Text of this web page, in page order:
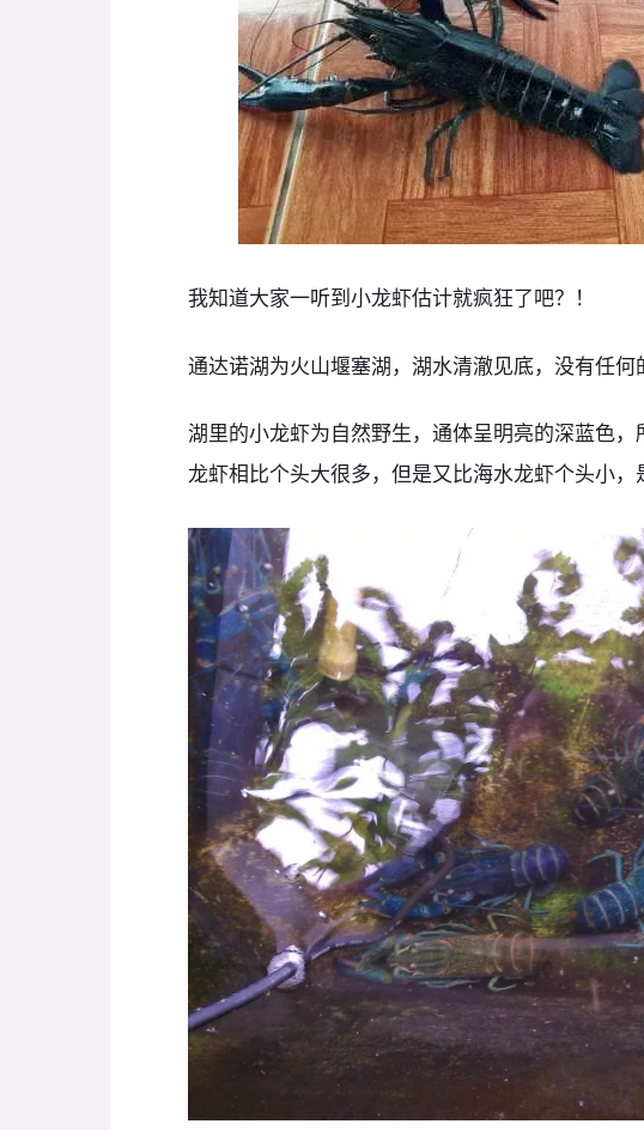
我知道大家一听到小龙虾估计就疯狂了吧？！
通达诺湖为火山堰塞湖，湖水清澈见底，没有任何
湖里的小龙虾为自然野生，通体呈明亮的深蓝色
龙虾相比个头大很多，但是又比海水龙虾个头小，